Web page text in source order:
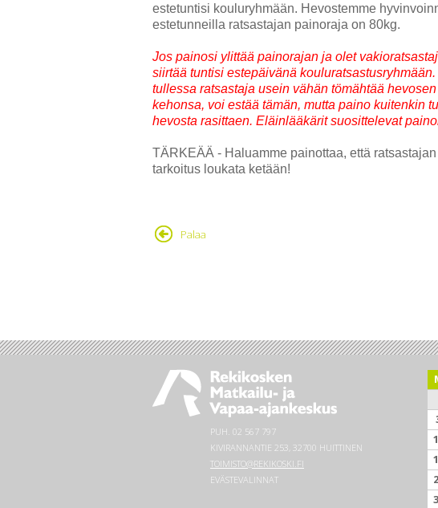
estetuntisi kouluryhmään. Hevostemme
estetunneilla ratsastajan painoraja on 80kg.
Jos painosi ylittää painorajan ja olet
siirtää tuntisi estepäivänä
tullessa ratsastaja usein vähän tömähtää
kehonsa, voi estää tämän, mutta paino kuitenkin
hevosta rasittaen. Eläinlääkärit suosittelevat
TÄRKEÄÄ - Haluamme painottaa, että
tarkoitus loukata ketään!
Palaa
PUH. 02 567 797
KIVIRANNANTIE 253, 32700 HUITTINEN
TOIMISTO@REKIKOSKI.FI
EVÄSTEVALINNAT